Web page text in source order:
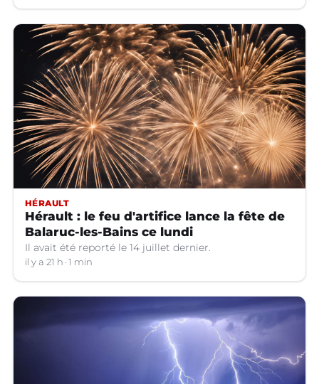
HÉRAULT
Hérault : le feu d'artifice lance la fête de
Balaruc-les-Bains ce lundi
Il avait été reporté le 14 juillet dernier.
il y a 21 h 1 min